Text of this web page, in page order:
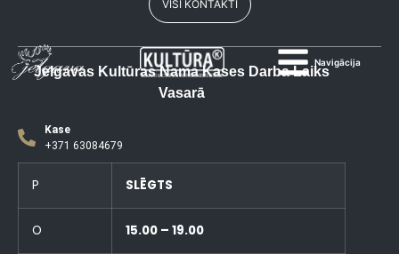
Navigācija
VISI KONTAKTI
Jelgavas Kultūras Nama Kases Darba Laiks
Vasarā
Kase
+371 63084679
P SLĒGTS
O 15.00 – 19.00